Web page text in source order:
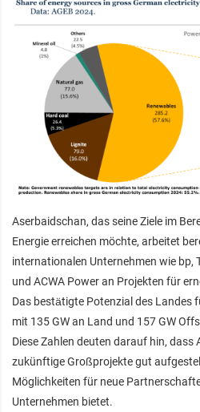
Aserbaidschan, das seine Ziele im
Energie erreichen möchte, arbeitet
internationalen Unternehmen wie bp,
und ACWA Power an Projekten für
Das bestätigte Potenzial des Landes
mit 135 GW an Land und 157 GW
Diese Zahlen deuten darauf hin, dass
zukünftige Großprojekte gut
Möglichkeiten für neue
Unternehmen bietet.